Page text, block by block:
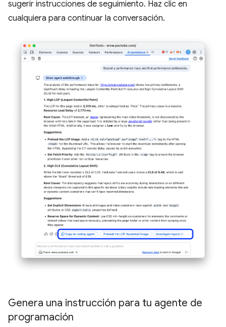
sugerir instrucciones de seguimiento. Haz clic en
cualquiera para continuar la conversación.
Genera una instrucción para tu agente de
programación